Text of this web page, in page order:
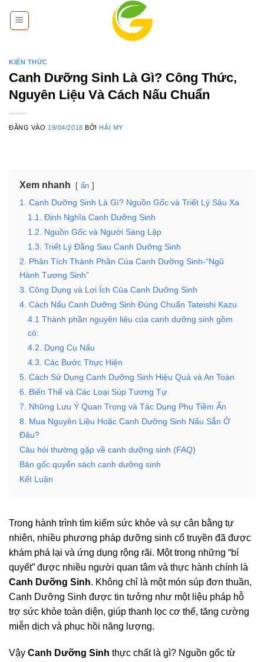
KIẾN THỨC
Canh Dưỡng Sinh Là Gì? Công Thức,
Nguyên Liệu Và Cách Nấu Chuẩn
ĐĂNG VÀO 19/04/2018 BỞI HẢI MY
Xem nhanh ẩn
1. Canh Dưỡng Sinh Là Gì? Nguồn Gốc và Triết Lý Sâu Xa
1.1. Định Nghĩa Canh Dưỡng Sinh
1.2. Nguồn Gốc và Người Sáng Lập
1.3. Triết Lý Đằng Sau Canh Dưỡng Sinh
2. Phân Tích Thành Phần Của Canh Dưỡng Sinh-“Ngũ
Hành Tương Sinh”
3. Công Dụng và Lợi Ích Của Canh Dưỡng Sinh
4. Cách Nấu Canh Dưỡng Sinh Đúng Chuẩn Tateishi Kazu
4.1 Thành phần nguyên liệu của canh dưỡng sinh gồm
có:
4.2. Dụng Cụ Nấu
4.3. Các Bước Thực Hiện
5. Cách Sử Dụng Canh Dưỡng Sinh Hiệu Quả và An Toàn
6. Biến Thể và Các Loại Súp Tương Tự
7. Những Lưu Ý Quan Trọng và Tác Dụng Phụ Tiềm Ẩn
8. Mua Nguyên Liệu Hoặc Canh Dưỡng Sinh Nấu Sẵn Ở
Đâu?
Câu hỏi thường gặp về canh dưỡng sinh (FAQ)
Bản gốc quyển sách canh dưỡng sinh
Kết Luận
Trong hành trình tìm kiếm sức khỏe và sự cân bằng tự
nhiên, nhiều phương pháp dưỡng sinh cổ truyền đã được
khám phá lại và ứng dụng rộng rãi. Một trong những “bí
quyết” được nhiều người quan tâm và thực hành chính là
Canh Dưỡng Sinh. Không chỉ là một món súp đơn thuần,
Canh Dưỡng Sinh được tin tưởng như một liệu pháp hỗ
trợ sức khỏe toàn diện, giúp thanh lọc cơ thể, tăng cường
miễn dịch và phục hồi năng lượng.
Vậy Canh Dưỡng Sinh thực chất là gì? Nguồn gốc từ